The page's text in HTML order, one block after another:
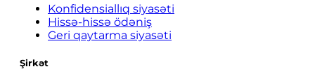
Konfidensiallıq siyasəti
Hissə-hissə ödəniş
Geri qaytarma siyasəti
Şirkət